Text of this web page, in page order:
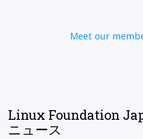
Meet our
Linux Foundation
ニュース